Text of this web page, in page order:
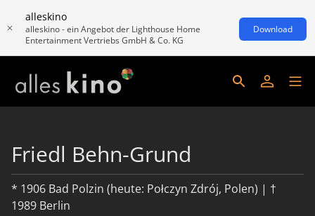
alleskino
alleskino - ein Angebot der Lighthouse Home
Entertainment Vertriebs GmbH & Co. KG
Download
Friedl Behn-Grund
* 1906 Bad Polzin (heute: Połczyn Zdrój, Polen) | †
1989 Berlin